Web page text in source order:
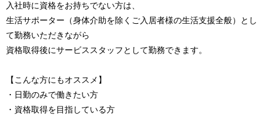
入社時に資格をお持ちでない方は、
生活サポーター（身体介助を除くご入居者様の生活支援全般）とし
て勤務いただきながら
資格取得後にサービススタッフとして勤務できます。
【こんな方にもオススメ】
・日勤のみで働きたい方
・資格取得を目指している方